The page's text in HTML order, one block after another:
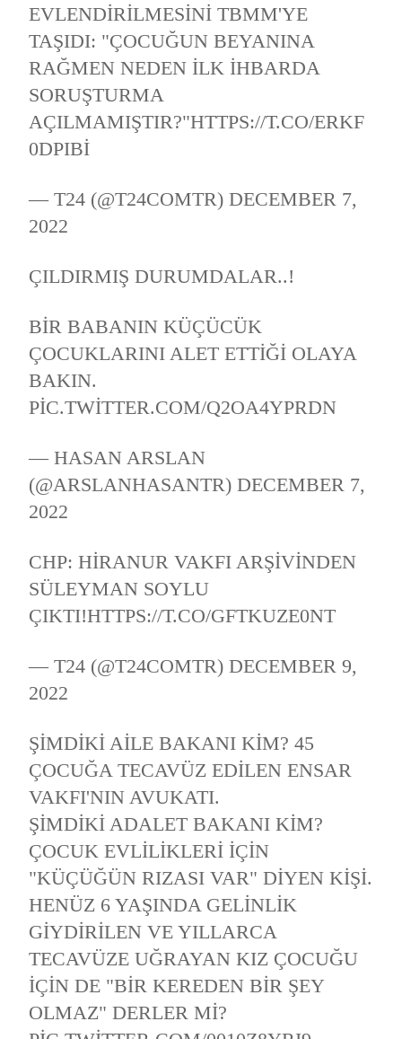
EVLENDIRILMESINI TBMM'YE
TAŞIDI: "ÇOCUĞUN BEYANINA
RAĞMEN NEDEN ILK IHBARDA
SORUŞTURMA
AÇILMAMIŞTIR?"HTTPS://T.CO/ERKF
0DPIBI
— T24 (@T24COMTR)DECEMBER 7,
2022
ÇILDIRMIŞ DURUMDALAR..!
BIR BABANIN KÜÇÜCÜK
ÇOCUKLARINI ALET ETTIĞI OLAYA
BAKIN.
PIC.TWITTER.COM/Q2OA4YPRDN
— HASAN ARSLAN
(@ARSLANHASANTR)DECEMBER 7,
2022
CHP: HIRANUR VAKFI ARŞIVINDEN
SÜLEYMAN SOYLU
ÇIKTI!HTTPS://T.CO/GFTKUZE0NT
— T24 (@T24COMTR)DECEMBER 9,
2022
ŞIMDIKI AILE BAKANI KIM? 45
ÇOCUĞA TECAVÜZ EDILEN ENSAR
VAKFI'NIN AVUKATI.
ŞIMDIKI ADALET BAKANI KIM?
ÇOCUK EVLILIKLERI IÇIN
"KÜÇÜĞÜN RIZASI VAR" DIYEN KIŞI.
HENÜZ 6 YAŞINDA GELINLIK
GIYDIRILEN VE YILLARCA
TECAVÜZE UĞRAYAN KIZ ÇOCUĞU
IÇIN DE "BIR KEREDEN BIR ŞEY
OLMAZ" DERLER MI?